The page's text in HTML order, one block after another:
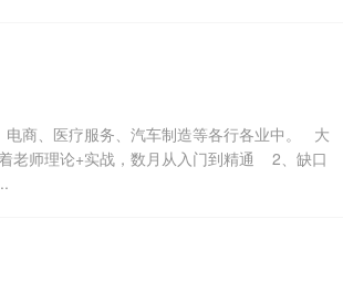
商、医疗服务、汽车制造等各行各业中。 大
师理论+实战，数月从入门到精通 2、缺口